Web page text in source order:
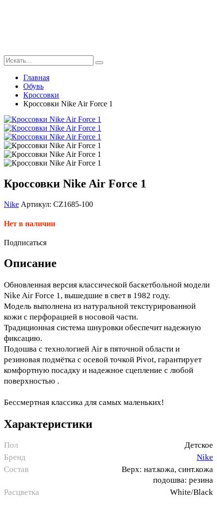
Главная
Обувь
Кроссовки
Кроссовки Nike Air Force 1
Кроссовки Nike Air Force 1
Nike Артикул: CZ1685-100
Нет в наличии
Подписаться
Описание
Обновленная версия классической баскетбольной модели
Nike Air Force 1, вышедшие в свет в 1982 году.
Модель выполнена из натуральной текстурированной
кожи с перфорацией в носовой части.
Традиционная система шнуровки обеспечит надежную
фиксацию.
Подошва с технологией Air в пяточной области и
резиновая подмётка с осевой точкой Pivot, гарантирует
комфортную посадку и надежное сцепление с любой
поверхностью .
Бессмертная классика для самых маленьких!
Характеристики
Пол
Детское
Бренд
Nike
Состав
Верх: нат.кожа, синт.кожа
подошва: резина
Расцветка
White/Black